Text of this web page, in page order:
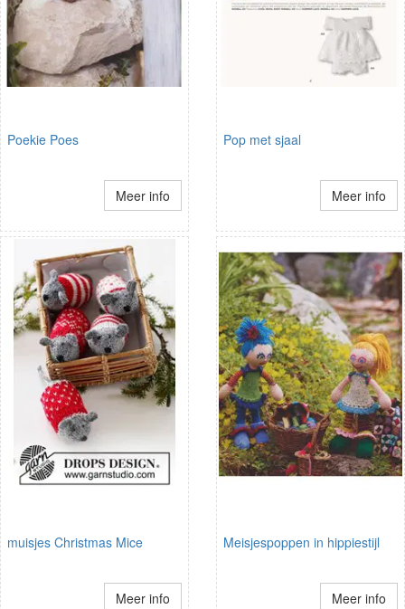
Poekie Poes
Meer info
Pop met sjaal
Meer info
muisjes Christmas Mice
Meer info
Meisjespoppen in hippiestijl
Meer info